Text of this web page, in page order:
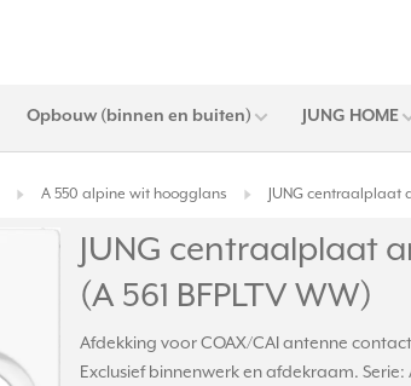
Opbouw (binnen en buiten) JUNG HOME
A 550 alpine wit hoogglans JUNG centraalplaat
JUNG centraalplaat
(A 561 BFPLTV WW)
Afdekking voor COAX/CAI antenne
Exclusief binnenwerk en afdekraam.